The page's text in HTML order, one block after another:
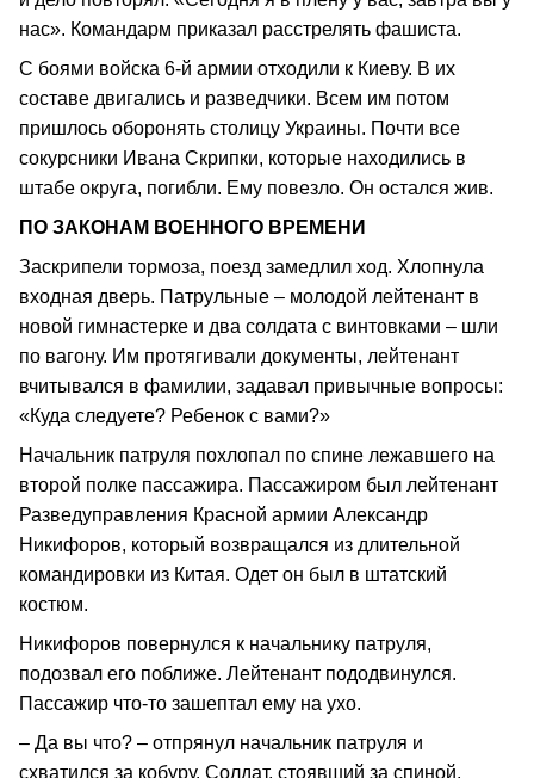
нас». Командарм приказал расстрелять фашиста.
С боями войска 6-й армии отходили к Киеву. В их
составе двигались и разведчики. Всем им потом
пришлось оборонять столицу Украины. Почти все
сокурсники Ивана Скрипки, которые находились в
штабе округа, погибли. Ему повезло. Он остался жив.
ПО ЗАКОНАМ ВОЕННОГО ВРЕМЕНИ
Заскрипели тормоза, поезд замедлил ход. Хлопнула
входная дверь. Патрульные – молодой лейтенант в
новой гимнастерке и два солдата с винтовками – шли
по вагону. Им протягивали документы, лейтенант
вчитывался в фамилии, задавал привычные вопросы:
«Куда следуете? Ребенок с вами?»
Начальник патруля похлопал по спине лежавшего на
второй полке пассажира. Пассажиром был лейтенант
Разведуправления Красной армии Александр
Никифоров, который возвращался из длительной
командировки из Китая. Одет он был в штатский
костюм.
Никифоров повернулся к начальнику патруля,
подозвал его поближе. Лейтенант пододвинулся.
Пассажир что-то зашептал ему на ухо.
– Да вы что? – отпрянул начальник патруля и
схватился за кобуру. Солдат, стоявший за спиной,